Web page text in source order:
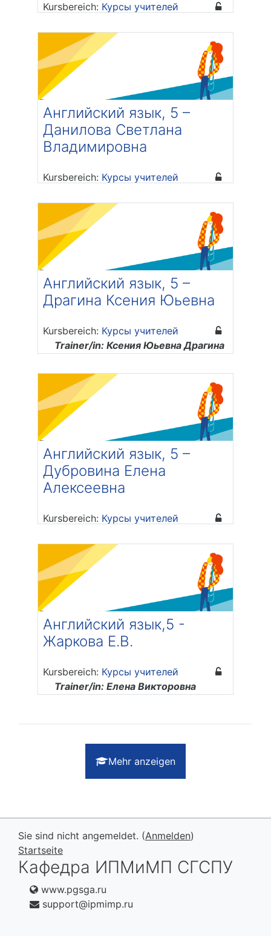
Kursbereich: Курсы учителей
Горчицын
Английский язык, 5 –
Данилова Светлана
Владимировна
Kursbereich: Курсы учителей
Данилова
Английский язык, 5 –
Драгина Ксения Юьевна
Kursbereich: Курсы учителей
Trainer/in: Ксения Юьевна Драгина
Английский язык, 5 –
Дубровина Елена
Алексеевна
Kursbereich: Курсы учителей
Дубровина
Английский язык,5 -
Жаркова Е.В.
Kursbereich: Курсы учителей
Trainer/in: Елена Викторовна
Mehr anzeigen
Sie sind nicht angemeldet. (Anmelden)
Startseite
Кафедра ИПМиМП СГСПУ
www.pgsga.ru
support@ipmimp.ru